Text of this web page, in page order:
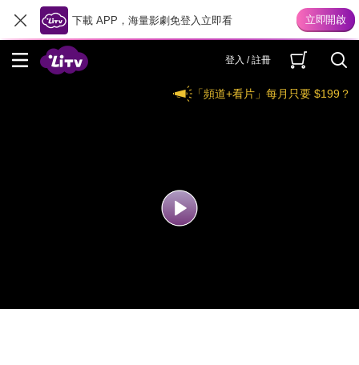
下載 APP，海量影劇免登入立即看
登入 / 註冊
「頻道+看片」每月只要 $199？